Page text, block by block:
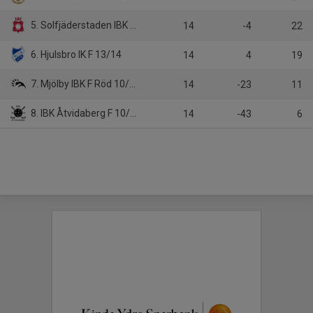
5. Solfjäderstaden IBK F 12 14 -4 22
6. Hjulsbro IK F 13/14 14 4 19
7. Mjölby IBK F Röd 10/12 14 -23 11
8. IBK Åtvidaberg F 10/11 14 -43 6